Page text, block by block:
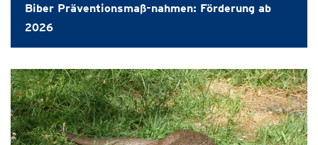
Biber Präventionsmaß-nahmen: Förderung ab
2026